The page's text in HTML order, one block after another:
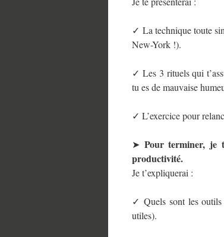
✓ La technique toute
New-York !).
✓ Les 3 rituels qui
tu es de mauvaise
✓ L’exercice pour
➤ Pour terminer, je
productivité.
Je t’expliquerai :
✓ Quels sont les outils
utiles).